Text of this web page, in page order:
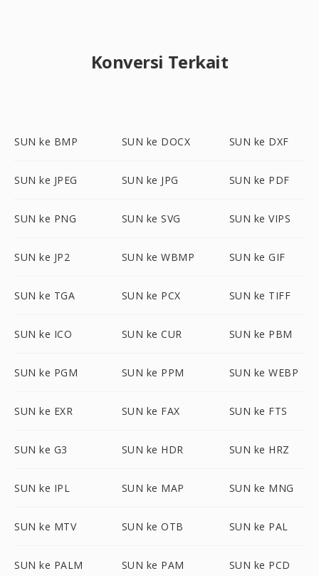
Konversi Terkait
SUN ke BMP SUN ke DOCX SUN ke DXF
SUN ke JPEG SUN ke JPG SUN ke PDF
SUN ke PNG SUN ke SVG SUN ke VIPS
SUN ke JP2 SUN ke WBMP SUN ke GIF
SUN ke TGA SUN ke PCX SUN ke TIFF
SUN ke ICO SUN ke CUR SUN ke PBM
SUN ke PGM SUN ke PPM SUN ke WEBP
SUN ke EXR SUN ke FAX SUN ke FTS
SUN ke G3 SUN ke HDR SUN ke HRZ
SUN ke IPL SUN ke MAP SUN ke MNG
SUN ke MTV SUN ke OTB SUN ke PAL
SUN ke PALM SUN ke PAM SUN ke PCD